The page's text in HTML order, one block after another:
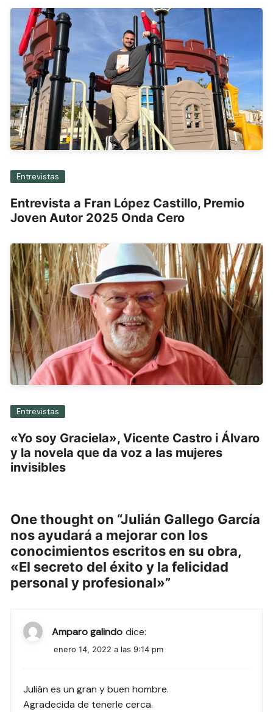
Entrevistas
Entrevista a Fran López Castillo, Premio
Joven Autor 2025 Onda Cero
Entrevistas
«Yo soy Graciela», Vicente Castro i Álvaro
y la novela que da voz a las mujeres
invisibles
One thought on “Julián Gallego García
nos ayudará a mejorar con los
conocimientos escritos en su obra,
«El secreto del éxito y la felicidad
personal y profesional»”
Amparo galindo dice:
enero 14, 2022 a las 9:14 pm
Julián es un gran y buen hombre.
Agradecida de tenerle cerca.